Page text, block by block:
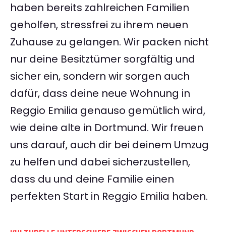
haben bereits zahlreichen Familien
geholfen, stressfrei zu ihrem neuen
Zuhause zu gelangen. Wir packen nicht
nur deine Besitztümer sorgfältig und
sicher ein, sondern wir sorgen auch
dafür, dass deine neue Wohnung in
Reggio Emilia genauso gemütlich wird,
wie deine alte in Dortmund. Wir freuen
uns darauf, auch dir bei deinem Umzug
zu helfen und dabei sicherzustellen,
dass du und deine Familie einen
perfekten Start in Reggio Emilia haben.